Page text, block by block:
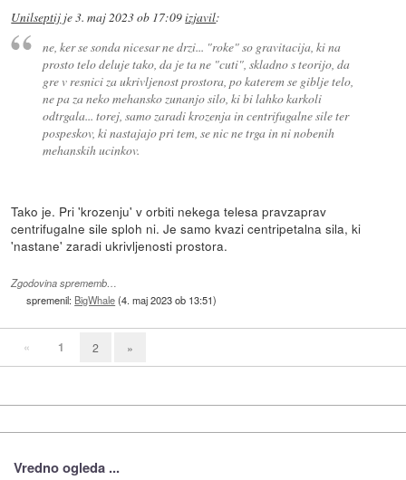
Unilseptij je3. maj 2023 ob 17:09izjavil:
ne, ker se sonda nicesar ne drzi... "roke" so gravitacija, ki na
prosto telo deluje tako, da je ta ne "cuti", skladno s teorijo, da
gre v resnici za ukrivljenost prostora, po katerem se giblje telo,
ne pa za neko mehansko zunanjo silo, ki bi lahko karkoli
odtrgala... torej, samo zaradi krozenja in centrifugalne sile ter
pospeskov, ki nastajajo pri tem, se nic ne trga in ni nobenih
mehanskih ucinkov.
Tako je. Pri 'krozenju' v orbiti nekega telesa pravzaprav
centrifugalne sile sploh ni. Je samo kvazi centripetalna sila, ki
'nastane' zaradi ukrivljenosti prostora.
Zgodovina sprememb…
spremenil: BigWhale(4. maj 2023 ob 13:51)
« 1 2 »
Vredno ogleda ...